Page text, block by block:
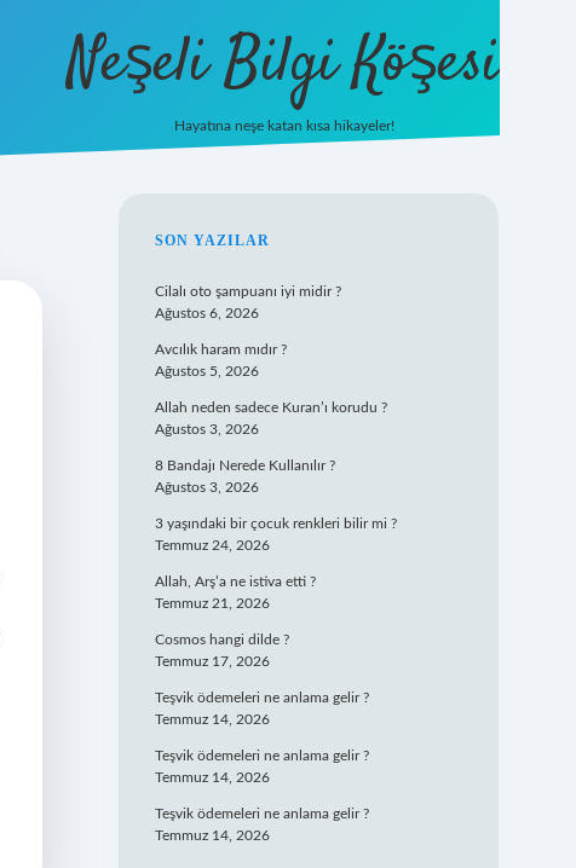
Neşeli Bilgi Köşesi
Hayatına neşe katan kısa hikayeler!
SIDEBAR
SON YAZILAR
Cilalı oto şampuanı iyi midir ?
Ağustos 6, 2026
Avcılık haram mıdır ?
Ağustos 5, 2026
Allah neden sadece Kuran’ı korudu ?
Ağustos 3, 2026
8 Bandajı Nerede Kullanılır ?
Ağustos 3, 2026
3 yaşındaki bir çocuk renkleri bilir mi ?
Temmuz 24, 2026
Allah, Arş’a ne istiva etti ?
Temmuz 21, 2026
Cosmos hangi dilde ?
Temmuz 17, 2026
Teşvik ödemeleri ne anlama gelir ?
Temmuz 14, 2026
Teşvik ödemeleri ne anlama gelir ?
Temmuz 14, 2026
Teşvik ödemeleri ne anlama gelir ?
Temmuz 14, 2026